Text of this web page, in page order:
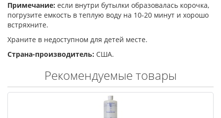
Примечание: если внутри бутылки образовалась корочка,
погрузите емкость в теплую воду на 10-20 минут и хорошо
встряхните.
Храните в недоступном для детей месте.
Страна-производитель: США.
Рекомендуемые товары